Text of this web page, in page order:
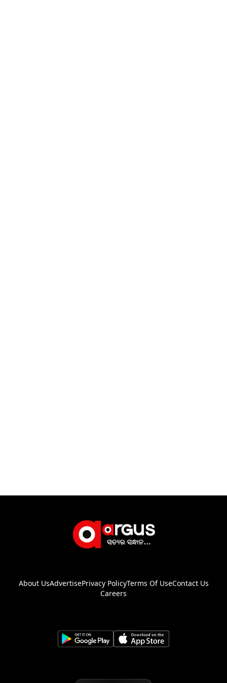
About UsAdvertisePrivacy PolicyTerms Of UseContact Us
Careers